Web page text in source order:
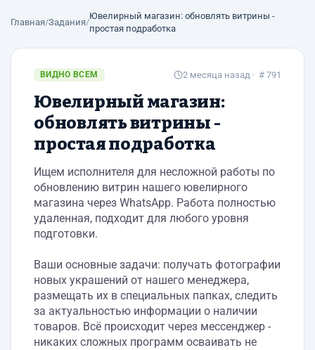
Главная/Задания/
Ювелирный магазин: обновлять витрины -
простая подработка
ВИДНО ВСЕМ 2 месяца назад · # 791
Ювелирный магазин:
обновлять витрины -
простая подработка
Ищем исполнителя для несложной работы по
обновлению витрин нашего ювелирного
магазина через WhatsApp. Работа полностью
удаленная, подходит для любого уровня
подготовки.
Ваши основные задачи: получать фотографии
новых украшений от нашего менеджера,
размещать их в специальных папках, следить
за актуальностью информации о наличии
товаров. Всё происходит через мессенджер -
никаких сложных программ осваивать не